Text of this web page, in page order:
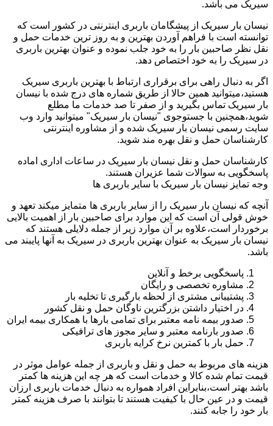
سیریک می باشد.
نیسان بار سیریک از پیشگامان باربری اینترنتی در کشور است که
توانسته است با فراهم آوردن بهترین و به روز ترین خدمات حمل و
نقل نظر صاحبین بار را به خود جلب نموده و عنوان بهترین باربری
در سیریک را به خود اختصاص دهد.
اگر به دنبال راهی برای برقراری ارتباط با بهترین باربری سیریک
هستید،میتوانید همین حالا از طریق شماره های درج شده با نیسان
بار سیریک تماس بگیرید و از صفر تا صد خدمات ما مطلع
شوید،همچنین با جستوجوی "نیسان بار سیریک" میتوانید وارد وب
سایت رسمی نیسان بار سیریک شده و از مشاوره اینترنتی
کارشناسان حمل و نقل بهره مند شوید.
کارشناسان حمل و نقل نیسان بار سیریک در ساعات اداری اماده
پاسخگویی به سوالات شما عزیران هستند.
وجه تمایز نیسان بار سیریک با سایر باربری ها
آنچه که نیسان بار سیریک را از سایر باربری ها متمایز میکند تعهد و
خوش قولی آن است که این موارد برای صاحبین بار از اهمیت بالایی
برخوردار است،علاوه بر آن موارد زیر از جمله دلایلی هستند که
نیسان بار سیریک به عنوان بهترین باربری در سیریک به آنها پایبند می
باشد.
پاسخگویی برخط و آنلاین
مشاوره تخصصی و رایگان
پشتیبانی مشتری از لحظه بارگیری تا تخلیه بار
در اختیار داشتن بزرگترین ناوگان حمل و نقل کشور
صدور بیمه نامه معتبر برای تمامی بارها با همکاری بیمه ایران
صدور بارنامه معتبر و سایر مجوز های ترافیکی
حمل بار با کمترین نرخ کرایه باربری
هزینه های مربوط به حمل و نقل و باربری از جمله عوامل موثر در
قیمت تمام شده کالا و خدمات است که هر چه این هزینه ها کمتر
باشد بهتر است،بنابراین افراد همواره به دنبال خدمات باربری ارزان
قیمت و در عین حال با کیفیت هستند تا بتوانند با صرف هزینه کمتر
بار خود را جابه کنند.